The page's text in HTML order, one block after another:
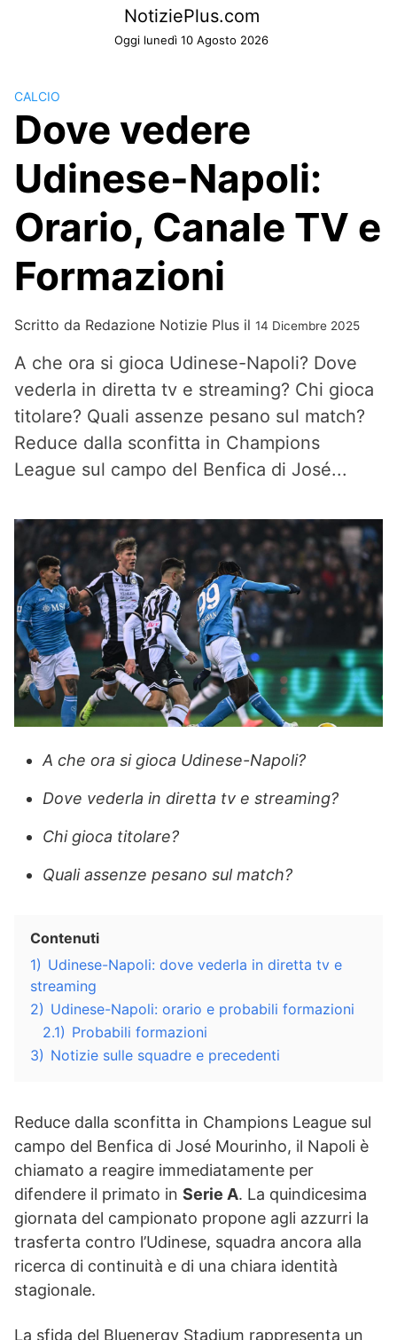
NotiziePlus.com
Oggi lunedì 10 Agosto 2026
CALCIO
Dove vedere
Udinese-Napoli:
Orario, Canale TV e
Formazioni
Scritto da Redazione Notizie Plus il 14 Dicembre 2025
A che ora si gioca Udinese-Napoli? Dove
vederla in diretta tv e streaming? Chi gioca
titolare? Quali assenze pesano sul match?
Reduce dalla sconfitta in Champions
League sul campo del Benfica di José...
A che ora si gioca Udinese-Napoli?
Dove vederla in diretta tv e streaming?
Chi gioca titolare?
Quali assenze pesano sul match?
Contenuti
1) Udinese-Napoli: dove vederla in diretta tv e
streaming
2) Udinese-Napoli: orario e probabili formazioni
2.1) Probabili formazioni
3) Notizie sulle squadre e precedenti
Reduce dalla sconfitta in Champions League sul
campo del Benfica di José Mourinho, il Napoli è
chiamato a reagire immediatamente per
difendere il primato in Serie A. La quindicesima
giornata del campionato propone agli azzurri la
trasferta contro l’Udinese, squadra ancora alla
ricerca di continuità e di una chiara identità
stagionale.
La sfida del Bluenergy Stadium rappresenta un